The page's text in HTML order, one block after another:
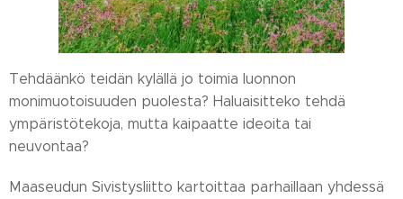
Tehdäänkö teidän kylällä jo toimia luonnon
monimuotoisuuden puolesta? Haluaisitteko tehdä
ympäristötekoja, mutta kaipaatte ideoita tai
neuvontaa?
Maaseudun Sivistysliitto kartoittaa parhaillaan yhdessä